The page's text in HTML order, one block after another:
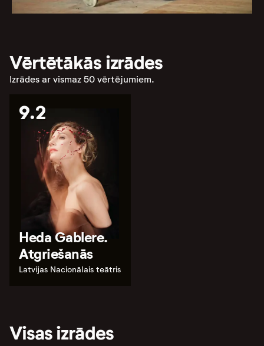
Vērtētākās izrādes
Izrādes ar vismaz 50 vērtējumiem.
9.2
Heda Gablere.
Atgriešanās
Latvijas Nacionālais teātris
Visas izrādes